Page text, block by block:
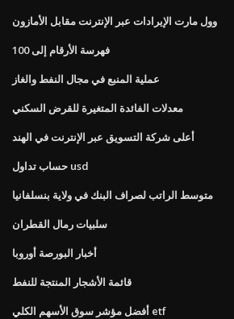
وول مارت الإيرادات عبر الإنترنت مقابل الأمازون
فهرسة الأرقام إلى 100
عملية المنبع في مجال النفط والغاز
معدلات الفائدة المتغيرة للقرض السكني
أعلى شركة التسويق عبر الإنترنت في الهند
حساب تداول usd
متوسط ​​الراتب لصراف البنك في ولاية بنسلفانيا
سلبيات رمال القطران
أخبار البورصة أوروبا
قائمة الأشجار المنتجة للنفط
أفضل مؤشر سوق الأسهم الكلي etf